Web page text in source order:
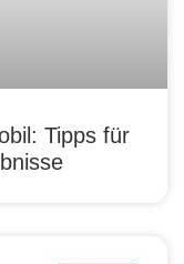
Tipps für